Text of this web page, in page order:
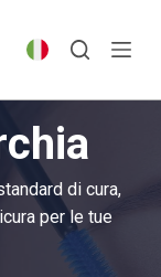
di cura,
per le tue